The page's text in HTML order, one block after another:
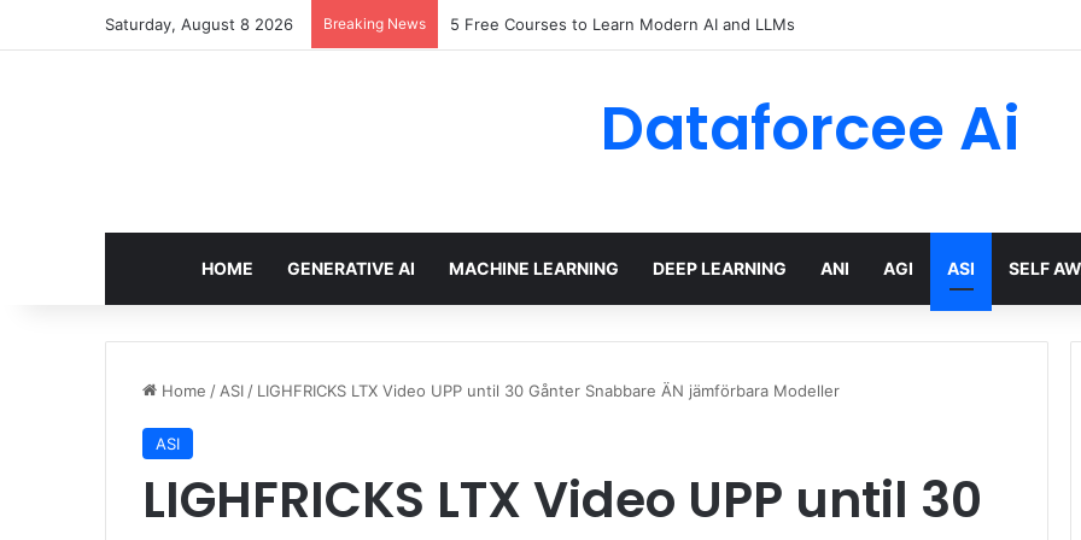
Saturday, August 8 2026 Breaking News 5 Free Courses to Learn Modern AI and LLMs
Dataforcee Ai
HOME GENERATIVE AI MACHINE LEARNING DEEP LEARNING ANI AGI ASI SELF
Home / ASI / LIGHFRICKS LTX Video UPP until 30 Gånter Snabbare ÄN jämförbara Modeller
ASI
LIGHFRICKS LTX Video UPP until 30